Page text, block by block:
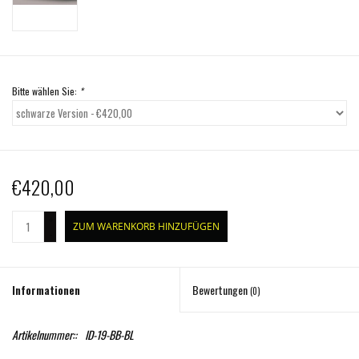
Bitte wählen Sie: *
€420,00
ZUM WARENKORB HINZUFÜGEN
Informationen Bewertungen(0)
Artikelnummer:: ID-19-BB-BL